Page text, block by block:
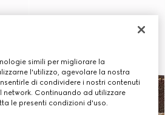
simili per migliorare la
l'utilizzo, agevolare la nostra
di condividere i nostri contenuti
network. Continuando ad utilizzare
le presenti condizioni d'uso.